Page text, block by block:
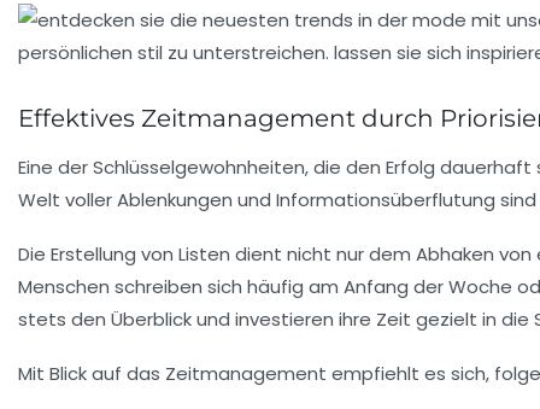
Effektives Zeitmanagement durch
Eine der Schlüsselgewohnheiten, die den Erfolg
Welt voller Ablenkungen und Informationsüberflutung
Die Erstellung von Listen dient nicht nur dem Abhaken
Menschen schreiben sich häufig am Anfang der Woche
stets den Überblick und investieren ihre Zeit gezielt in
Mit Blick auf das Zeitmanagement empfiehlt es sich,